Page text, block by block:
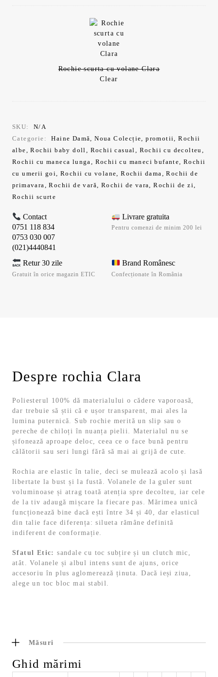
Rochie scurta cu volane Clara
Clear
SKU:
N/A
Categorie:
Haine Damă,Noua Colecție,promotii,Rochii
albe,Rochii baby doll, Rochii casual, Rochii cu decolteu,
Rochii cu maneca lunga, Rochii cu maneci bufante,Rochii
cu umerii goi,Rochii cu volane,Rochii dama,Rochii de
primavara,Rochii de vară, Rochii de vara,Rochii de zi,
Rochii scurte
Contact
0751 118 834
0753 030 007
(021)4440841
Livrare gratuita
Pentru comenzi de minim 200 lei
Retur 30 zile
Gratuit în orice magazin ETIC
Brand Românesc
Confecționate în România
Despre rochia Clara
Poliesterul 100% dă materialului o cădere vaporoasă,
dar trebuie să știi că e ușor transparent, mai ales la
lumina puternică. Sub rochie merită un slip sau o
pereche de chiloți în nuanța pielii. Materialul nu se
șifonează aproape deloc, ceea ce o face bună pentru
călătorii sau seri lungi fără să mai ai grijă de cute.
Rochia are elastic în talie, deci se mulează acolo și lasă
libertate la bust și la fustă. Volanele de la guler sunt
voluminoase și atrag toată atenția spre decolteu, iar cele
de la tiv adaugă mișcare la fiecare pas. Mărimea unică
funcționează bine dacă ești între 34 și 40, dar elasticul
din talie face diferența: silueta rămâne definită
indiferent de conformație.
Sfatul Etic: sandale cu toc subțire și un clutch mic,
atât. Volanele și albul intens sunt de ajuns, orice
accesoriu în plus aglomerează ținuta. Dacă ieși ziua,
alege un toc bloc mai stabil.
Măsuri
Ghid mărimi